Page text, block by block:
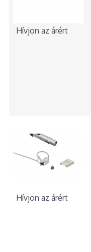
Hívjon az árért
Hívjon az árért